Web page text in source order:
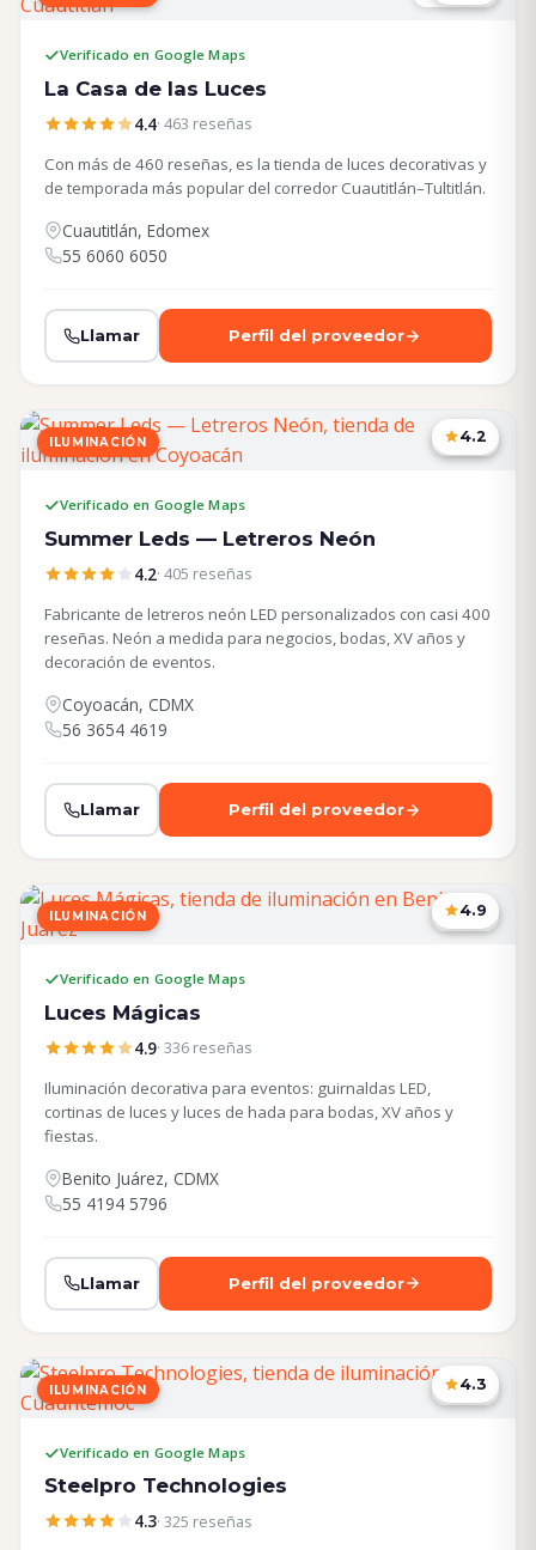
Verificado en Google Maps
La Casa de las Luces
4.4· 463 reseñas
Con más de 460 reseñas, es la tienda de luces decorativas y
de temporada más popular del corredor Cuautitlán–Tultitlán.
Cuautitlán, Edomex
55 6060 6050
Llamar Perfil del proveedor
ILUMINACIÓN CDMX
4.2
Verificado en Google Maps
Summer Leds — Letreros Neón
4.2· 405 reseñas
Fabricante de letreros neón LED personalizados con casi 400
reseñas. Neón a medida para negocios, bodas, XV años y
decoración de eventos.
Coyoacán, CDMX
56 3654 4619
Llamar Perfil del proveedor
ILUMINACIÓN CDMX
4.9
Verificado en Google Maps
Luces Mágicas
4.9· 336 reseñas
Iluminación decorativa para eventos: guirnaldas LED,
cortinas de luces y luces de hada para bodas, XV años y
fiestas.
Benito Juárez, CDMX
55 4194 5796
Llamar Perfil del proveedor
ILUMINACIÓN CDMX
4.3
Verificado en Google Maps
Steelpro Technologies
4.3· 325 reseñas